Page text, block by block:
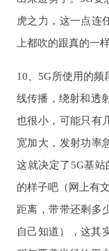
虎之力，这一点连
上都吹的跟真的一样
10、5G所使用的
线传播，绕射和透
也很小，可能只有
宽加大，发射功率
这就决定了5G基
的样子吧（网上有
距离，带带还剩多
自己知道），这其